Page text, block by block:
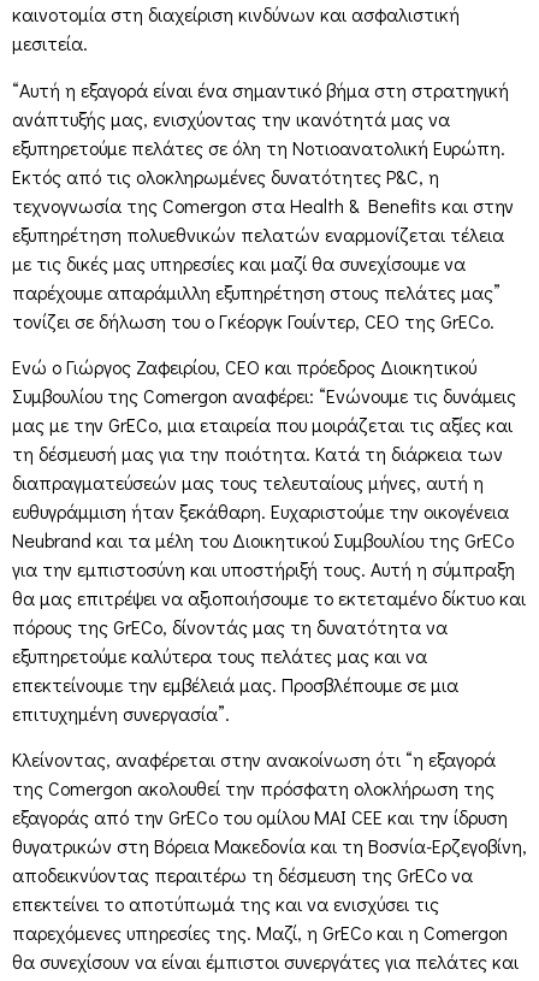
καινοτομία στη διαχείριση κινδύνων και ασφαλιστική
μεσιτεία.
“Αυτή η εξαγορά είναι ένα σημαντικό βήμα στη στρατηγική
ανάπτυξής μας, ενισχύοντας την ικανότητά μας να
εξυπηρετούμε πελάτες σε όλη τη Νοτιοανατολική Ευρώπη.
Εκτός από τις ολοκληρωμένες δυνατότητες P&C, η
τεχνογνωσία της Comergon στα Health & Benefits και στην
εξυπηρέτηση πολυεθνικών πελατών εναρμονίζεται τέλεια
με τις δικές μας υπηρεσίες και μαζί θα συνεχίσουμε να
παρέχουμε απαράμιλλη εξυπηρέτηση στους πελάτες μας”
τονίζει σε δήλωση του ο Γκέοργκ Γουίντερ, CEO της GrECo.
Ενώ ο Γιώργος Ζαφειρίου, CEO και πρόεδρος Διοικητικού
Συμβουλίου της Comergon αναφέρει: “Ενώνουμε τις δυνάμεις
μας με την GrECo, μια εταιρεία που μοιράζεται τις αξίες και
τη δέσμευσή μας για την ποιότητα. Κατά τη διάρκεια των
διαπραγματεύσεών μας τους τελευταίους μήνες, αυτή η
ευθυγράμμιση ήταν ξεκάθαρη. Ευχαριστούμε την οικογένεια
Neubrand και τα μέλη του Διοικητικού Συμβουλίου της GrECo
για την εμπιστοσύνη και υποστήριξή τους. Αυτή η σύμπραξη
θα μας επιτρέψει να αξιοποιήσουμε το εκτεταμένο δίκτυο και
πόρους της GrECo, δίνοντάς μας τη δυνατότητα να
εξυπηρετούμε καλύτερα τους πελάτες μας και να
επεκτείνουμε την εμβέλειά μας. Προσβλέπουμε σε μια
επιτυχημένη συνεργασία”.
Κλείνοντας, αναφέρεται στην ανακοίνωση ότι “η εξαγορά
της Comergon ακολουθεί την πρόσφατη ολοκλήρωση της
εξαγοράς από την GrECo του ομίλου MAI CEE και την ίδρυση
θυγατρικών στη Βόρεια Μακεδονία και τη Βοσνία-Ερζεγοβίνη,
αποδεικνύοντας περαιτέρω τη δέσμευση της GrECo να
επεκτείνει το αποτύπωμά της και να ενισχύσει τις
παρεχόμενες υπηρεσίες της. Μαζί, η GrECo και η Comergon
θα συνεχίσουν να είναι έμπιστοι συνεργάτες για πελάτες και